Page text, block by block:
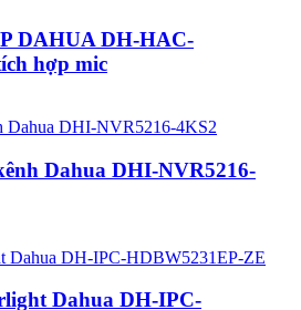
DAHUA DH-HAC-
hợp mic
Dahua DHI-NVR5216-
Dahua DH-IPC-